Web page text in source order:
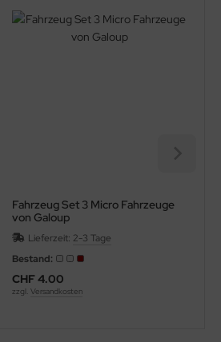
Fahrzeug Set 3 Micro Fahrzeuge
von Galoup
Lieferzeit: 2-3 Tage
Bestand:
CHF 4.00
zzgl. Versandkosten